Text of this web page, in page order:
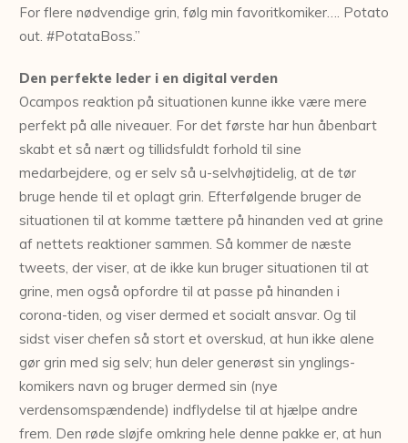
For flere nødvendige grin, følg min favoritkomiker…. Potato
out. #PotataBoss.”
Den perfekte leder i en digital verden
Ocampos reaktion på situationen kunne ikke være mere
perfekt på alle niveauer. For det første har hun åbenbart
skabt et så nært og tillidsfuldt forhold til sine
medarbejdere, og er selv så u-selvhøjtidelig, at de tør
bruge hende til et oplagt grin. Efterfølgende bruger de
situationen til at komme tættere på hinanden ved at grine
af nettets reaktioner sammen. Så kommer de næste
tweets, der viser, at de ikke kun bruger situationen til at
grine, men også opfordre til at passe på hinanden i
corona-tiden, og viser dermed et socialt ansvar. Og til
sidst viser chefen så stort et overskud, at hun ikke alene
gør grin med sig selv; hun deler generøst sin ynglings-
komikers navn og bruger dermed sin (nye
verdensomspændende) indflydelse til at hjælpe andre
frem. Den røde sløjfe omkring hele denne pakke er, at hun